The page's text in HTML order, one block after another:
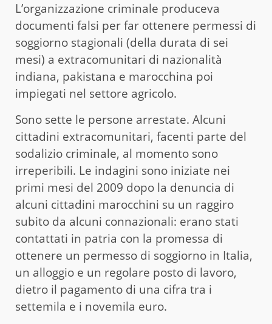
L’organizzazione criminale produceva
documenti falsi per far ottenere permessi di
soggiorno stagionali (della durata di sei
mesi) a extracomunitari di nazionalità
indiana, pakistana e marocchina poi
impiegati nel settore agricolo.
Sono sette le persone arrestate. Alcuni
cittadini extracomunitari, facenti parte del
sodalizio criminale, al momento sono
irreperibili. Le indagini sono iniziate nei
primi mesi del 2009 dopo la denuncia di
alcuni cittadini marocchini su un raggiro
subito da alcuni connazionali: erano stati
contattati in patria con la promessa di
ottenere un permesso di soggiorno in Italia,
un alloggio e un regolare posto di lavoro,
dietro il pagamento di una cifra tra i
settemila e i novemila euro.